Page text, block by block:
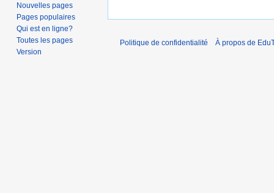
0
Nouvelles pages
Pages populaires
Qui est en ligne?
Toutes les pages
Version
Politique de confidentialité À propos de